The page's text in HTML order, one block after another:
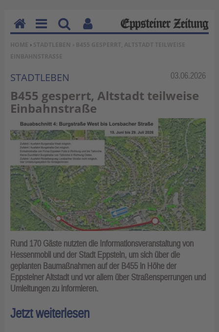
SIE BEFINDEN SICH HIER:
HOME › STADTLEBEN › B455 GESPERRT, ALTSTADT TEILWEISE
EINBAHNSTRASSE
Rubrik:
STADTLEBEN 03.06.2026
B455 gesperrt, Altstadt teilweise
Einbahnstraße
Rund 170 Gäste nutzten die Informationsveranstaltung von
Hessenmobil und der Stadt Eppstein, um sich über die
geplanten Baumaßnahmen auf der B455 in Höhe der
Eppsteiner Altstadt und vor allem über Straßensperrungen und
Umleitungen zu informieren.
Jetzt weiterlesen
H
o
m
e
M
en
u
Su
ch
en
Be
nu
kti
on
en